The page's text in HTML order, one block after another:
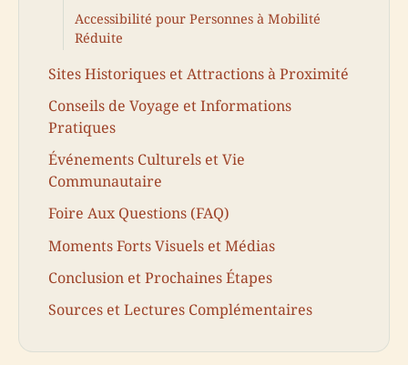
Accessibilité pour Personnes à Mobilité
Réduite
Sites Historiques et Attractions à Proximité
Conseils de Voyage et Informations
Pratiques
Événements Culturels et Vie
Communautaire
Foire Aux Questions (FAQ)
Moments Forts Visuels et Médias
Conclusion et Prochaines Étapes
Sources et Lectures Complémentaires